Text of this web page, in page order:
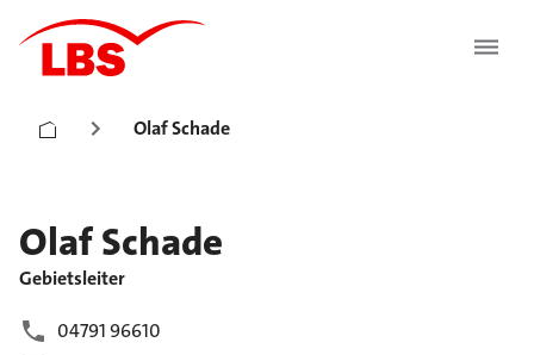
Olaf Schade
OlafSchade
Gebietsleiter
04791 96610